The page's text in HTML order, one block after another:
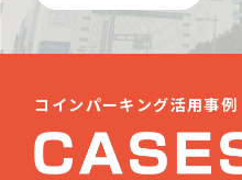
コインパーキング活用事例